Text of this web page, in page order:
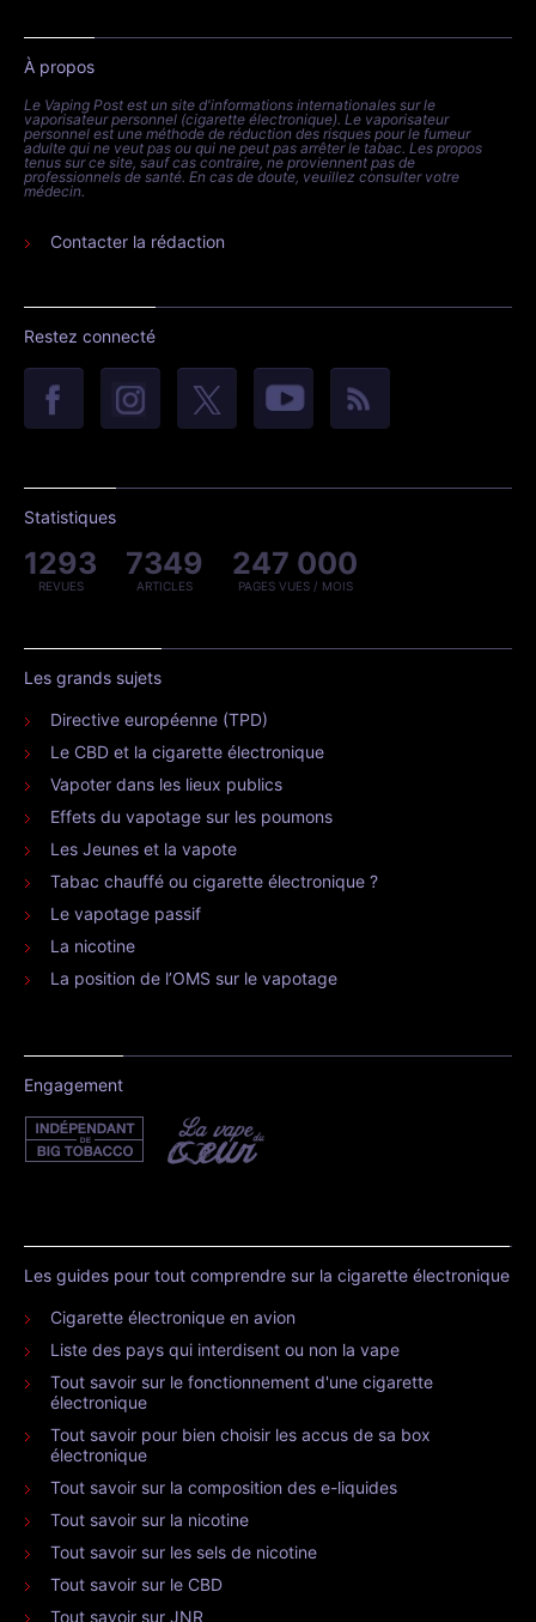
À propos
Le Vaping Post est un site d'informations internationales sur le
vaporisateur personnel (cigarette électronique). Le vaporisateur
personnel est une méthode de réduction des risques pour le fumeur
adulte qui ne veut pas ou qui ne peut pas arrêter le tabac. Les propos
tenus sur ce site, sauf cas contraire, ne proviennent pas de
professionnels de santé. En cas de doute, veuillez consulter votre
médecin.
Contacter la rédaction
Restez connecté
Statistiques
1293
REVUES
7349
ARTICLES
247 000
PAGES VUES / MOIS
Les grands sujets
Directive européenne (TPD)
Le CBD et la cigarette électronique
Vapoter dans les lieux publics
Effets du vapotage sur les poumons
Les Jeunes et la vapote
Tabac chauffé ou cigarette électronique ?
Le vapotage passif
La nicotine
La position de l’OMS sur le vapotage
Engagement
Les guides pour tout comprendre sur la cigarette électronique
Cigarette électronique en avion
Liste des pays qui interdisent ou non la vape
Tout savoir sur le fonctionnement d'une cigarette
électronique
Tout savoir pour bien choisir les accus de sa box
électronique
Tout savoir sur la composition des e-liquides
Tout savoir sur la nicotine
Tout savoir sur les sels de nicotine
Tout savoir sur le CBD
Tout savoir sur JNR